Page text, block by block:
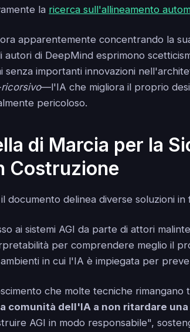
la ricerca sull'allineamento
apparentemente concentrando la
autori di DeepMind esprimono
senza importanti innovazioni
—l'IA che migliora il proprio
pericoloso.
di Marcia per la
Costruzione
documento delinea diverse soluzioni in
ai sistemi AGI da parte di attori
per comprendere meglio il
in cui l'IA è impiegata per
che molte tecniche rimangano
comunità dell'IA a non ritardare
AGI in modo responsabile",